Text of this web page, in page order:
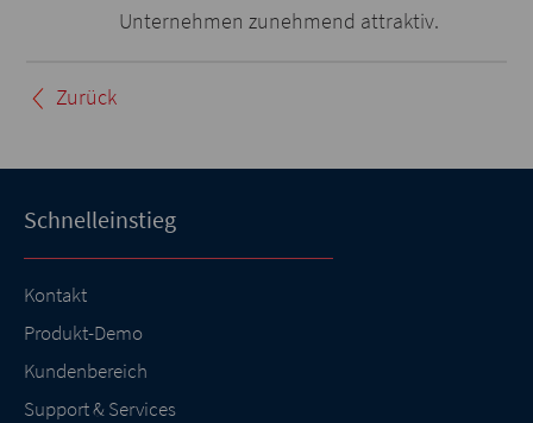
Unternehmen zunehmend attraktiv.
Zurück
Schnelleinstieg
Kontakt
Produkt-Demo
Kundenbereich
Support & Services